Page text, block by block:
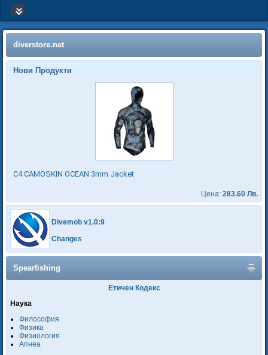
diverstore.net
Нови Продукти
C4 CAMOSKIN OCEAN 3mm Jacket
Цена: 283.60 Лв.
Divemob v1.0:9
Changes
Spearfishing
Етичен Кодекс
Наука
Философия
Физика
Физиология
Апнеа